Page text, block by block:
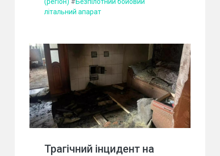
літальний апарат
Трагічний інцидент на